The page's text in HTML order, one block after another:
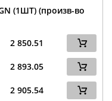
(1ШТ) (произв-во
2 850.51
2 893.05
2 905.54